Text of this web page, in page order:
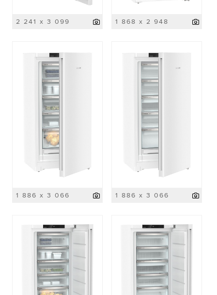
2 241 x 3 099 1 868 x 2 948
1 886 x 3 066 1 886 x 3 066